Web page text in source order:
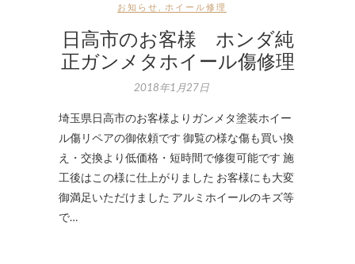
お知らせ ホイール修理
日高市のお客様 ホンダ純
正ガンメタホイール傷修理
2018年1月27日
埼玉県日高市のお客様よりガンメタ塗装ホイー
ル傷リペアの御依頼です 御覧の様な傷も買い換
え・交換より低価格・短時間で修復可能です 施
工後はこの様に仕上がりました お客様にも大変
御満足いただけました アルミホイールのキズ等
で…